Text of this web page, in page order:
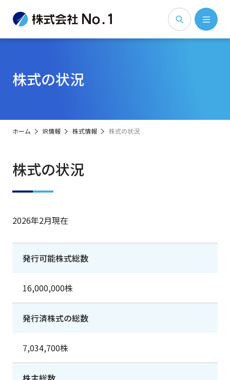
株式の状況
ホーム IR情報 株式情報 株式の状況
株式の状況
2026年2月現在
発行可能株式総数
16,000,000株
発行済株式の総数
7,034,700株